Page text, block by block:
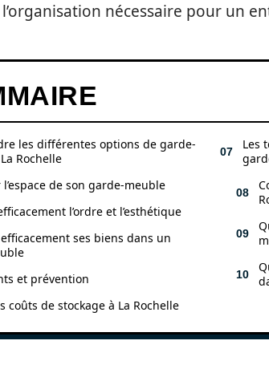
nécessaire pour un
les différentes options de garde-
Rochelle
de son garde-meuble
l’ordre et l’esthétique
ses biens dans un
et prévention
coûts de stockage à La Rochelle
Les